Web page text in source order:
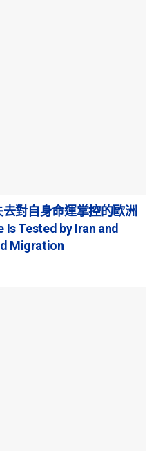
對自身命運掌控的歐洲
Is Tested by Iran and
Migration